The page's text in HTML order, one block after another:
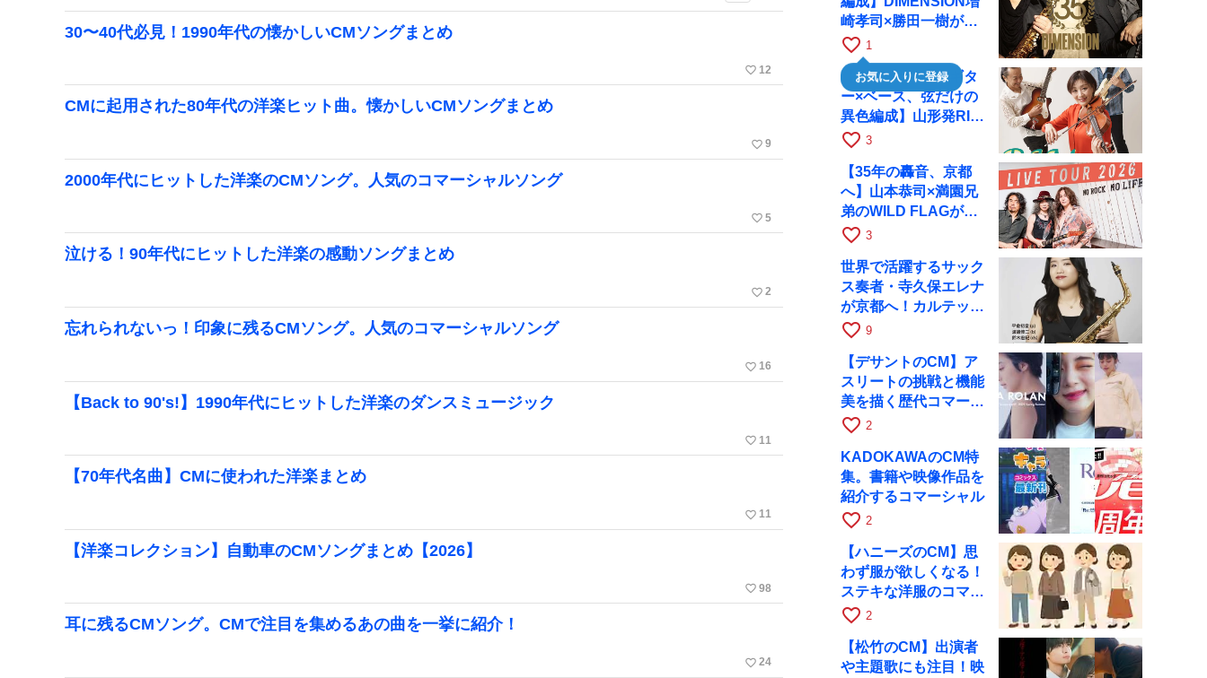
30〜40代必見！1990年代の懐かしいCMソングまとめ
favorite_border 12
CMに起用された80年代の洋楽ヒット曲。懐かしいCMソングまとめ
favorite_border 9
2000年代にヒットした洋楽のCMソング。人気のコマーシャルソング
favorite_border 5
泣ける！90年代にヒットした洋楽の感動ソングまとめ
favorite_border 2
忘れられないっ！印象に残るCMソング。人気のコマーシャルソング
favorite_border 16
【Back to 90's!】1990年代にヒットした洋楽のダンスミュージック
favorite_border 11
【70年代名曲】CMに使われた洋楽まとめ
favorite_border 11
【洋楽コレクション】自動車のCMソングまとめ【2026】
favorite_border 98
耳に残るCMソング。CMで注目を集めるあの曲を一挙に紹介！
favorite_border 24
崎孝司×勝田一樹が10
月11日に京都RAGへ
favorite_border 1
お気に入りに登録
【ヴァイオリン×ギタ
ー×ベース、弦だけの
異色編成】山形発RIM
が初全国ツアーで8月
favorite_border 3
【35年の轟音、京都
へ】山本恭司×満園兄
弟のWILD FLAGが8
月6日にRAGでライブ
favorite_border 3
世界で活躍するサック
ス奏者・寺久保エレナ
が京都へ！カルテッ
ト・ツアー京都公演を
favorite_border 9
【デサントのCM】ア
スリートの挑戦と機能
美を描く歴代コマーシ
ャル集
favorite_border 2
KADOKAWAのCM特
集。書籍や映像作品を
紹介するコマーシャル
favorite_border 2
【ハニーズのCM】思
わず服が欲しくなる！
ステキな洋服のコマー
シャル
favorite_border 2
【松竹のCM】出演者
や主題歌にも注目！映